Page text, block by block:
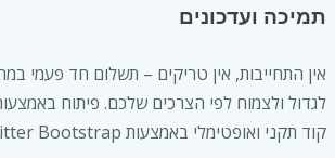
תמיכה ועדכונים
אין התחייבות, אין טריקים – תשלום חד פעמי
קוד תקני ואופטימלי באמצעות Twitter Bootstrap.